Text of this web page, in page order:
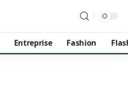
Entreprise Fashion